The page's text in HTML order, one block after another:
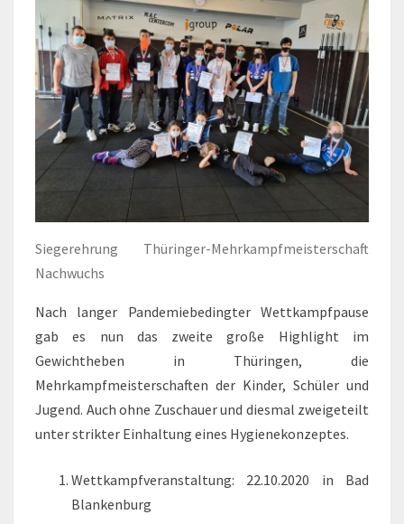
Siegerehrung Thüringer-Mehrkampfmeisterschaft
Nachwuchs
Nach langer Pandemiebedingter Wettkampfpause
gab es nun das zweite große Highlight im
Gewichtheben in Thüringen, die
Mehrkampfmeisterschaften der Kinder, Schüler und
Jugend. Auch ohne Zuschauer und diesmal zweigeteilt
unter strikter Einhaltung eines Hygienekonzeptes.
Wettkampfveranstaltung: 22.10.2020 in Bad
Blankenburg